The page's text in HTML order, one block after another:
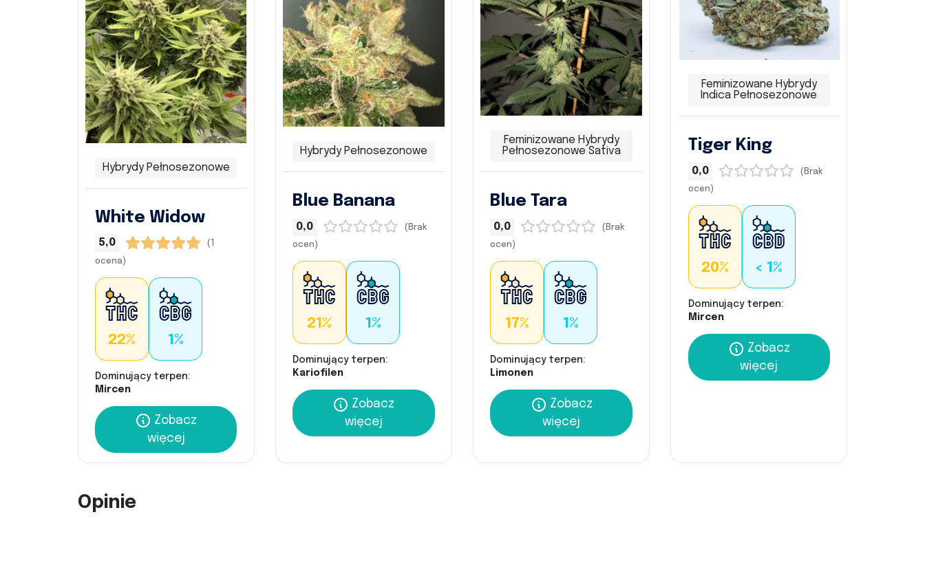
Hybrydy Pełnosezonowe
White Widow
5,0
(1
ocena)
22% 1%
Dominujący terpen:
Mircen
Zobacz
więcej
Hybrydy Pełnosezonowe
Blue Banana
0,0
(Brak
ocen)
21% 1%
Dominujący terpen:
Kariofilen
Zobacz
więcej
Feminizowane Hybrydy
Pełnosezonowe Sativa
Blue Tara
0,0
(Brak
ocen)
17% 1%
Dominujący terpen:
Limonen
Zobacz
więcej
Feminizowane Hybrydy
Indica Pełnosezonowe
Tiger King
0,0
(Brak
ocen)
20% < 1%
Dominujący terpen:
Mircen
Zobacz
więcej
Opinie